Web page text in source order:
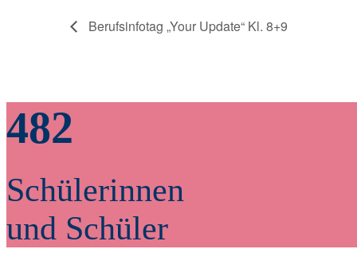
Berufsinfotag „Your Update“ Kl. 8+9
482
Schülerinnen
und Schüler